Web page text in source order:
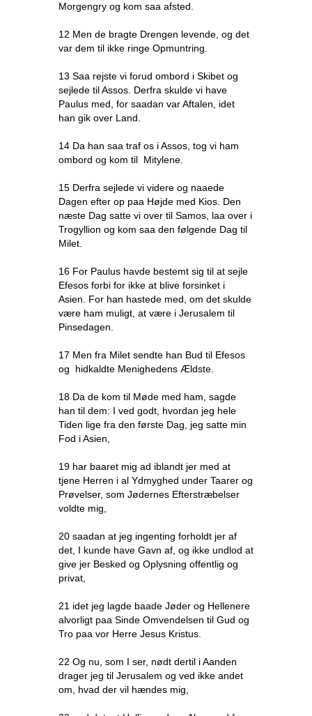
Morgengry og kom saa afsted.
12 Men de bragte Drengen levende, og det
var dem til ikke ringe Opmuntring.
13 Saa rejste vi forud ombord i Skibet og
sejlede til Assos. Derfra skulde vi have
Paulus med, for saadan var Aftalen, idet
han gik over Land.
14 Da han saa traf os i Assos, tog vi ham
ombord og kom til Mitylene.
15 Derfra sejlede vi videre og naaede
Dagen efter op paa Højde med Kios. Den
næste Dag satte vi over til Samos, laa over i
Trogyllion og kom saa den følgende Dag til
Milet.
16 For Paulus havde bestemt sig til at sejle
Efesos forbi for ikke at blive forsinket i
Asien. For han hastede med, om det skulde
være ham muligt, at være i Jerusalem til
Pinsedagen.
17 Men fra Milet sendte han Bud til Efesos
og hidkaldte Menighedens Ældste.
18 Da de kom til Møde med ham, sagde
han til dem: I ved godt, hvordan jeg hele
Tiden lige fra den første Dag, jeg satte min
Fod i Asien,
19 har baaret mig ad iblandt jer med at
tjene Herren i al Ydmyghed under Taarer og
Prøvelser, som Jødernes Efterstræbelser
voldte mig,
20 saadan at jeg ingenting forholdt jer af
det, I kunde have Gavn af, og ikke undlod at
give jer Besked og Oplysning offentlig og
privat,
21 idet jeg lagde baade Jøder og Hellenere
alvorligt paa Sinde Omvendelsen til Gud og
Tro paa vor Herre Jesus Kristus.
22 Og nu, som I ser, nødt dertil i Aanden
drager jeg til Jerusalem og ved ikke andet
om, hvad der vil hændes mig,